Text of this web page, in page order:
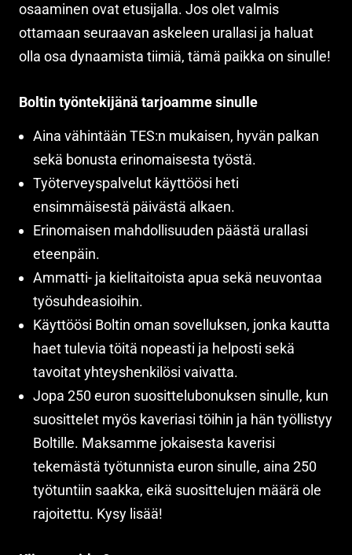
osaaminen ovat etusijalla. Jos olet valmis
ottamaan seuraavan askeleen urallasi ja haluat
olla osa dynaamista tiimiä, tämä paikka on sinulle!
Boltin työntekijänä tarjoamme sinulle
Aina vähintään TES:n mukaisen, hyvän palkan
sekä bonusta erinomaisesta työstä.
Työterveyspalvelut käyttöösi heti
ensimmäisestä päivästä alkaen.
Erinomaisen mahdollisuuden päästä urallasi
eteenpäin.
Ammatti- ja kielitaitoista apua sekä neuvontaa
työsuhdeasioihin.
Käyttöösi Boltin oman sovelluksen, jonka kautta
haet tulevia töitä nopeasti ja helposti sekä
tavoitat yhteyshenkilösi vaivatta.
Jopa 250 euron suosittelubonuksen sinulle, kun
suosittelet myös kaveriasi töihin ja hän työllistyy
Boltille. Maksamme jokaisesta kaverisi
tekemästä työtunnista euron sinulle, aina 250
työtuntiin saakka, eikä suosittelujen määrä ole
rajoitettu. Kysy lisää!